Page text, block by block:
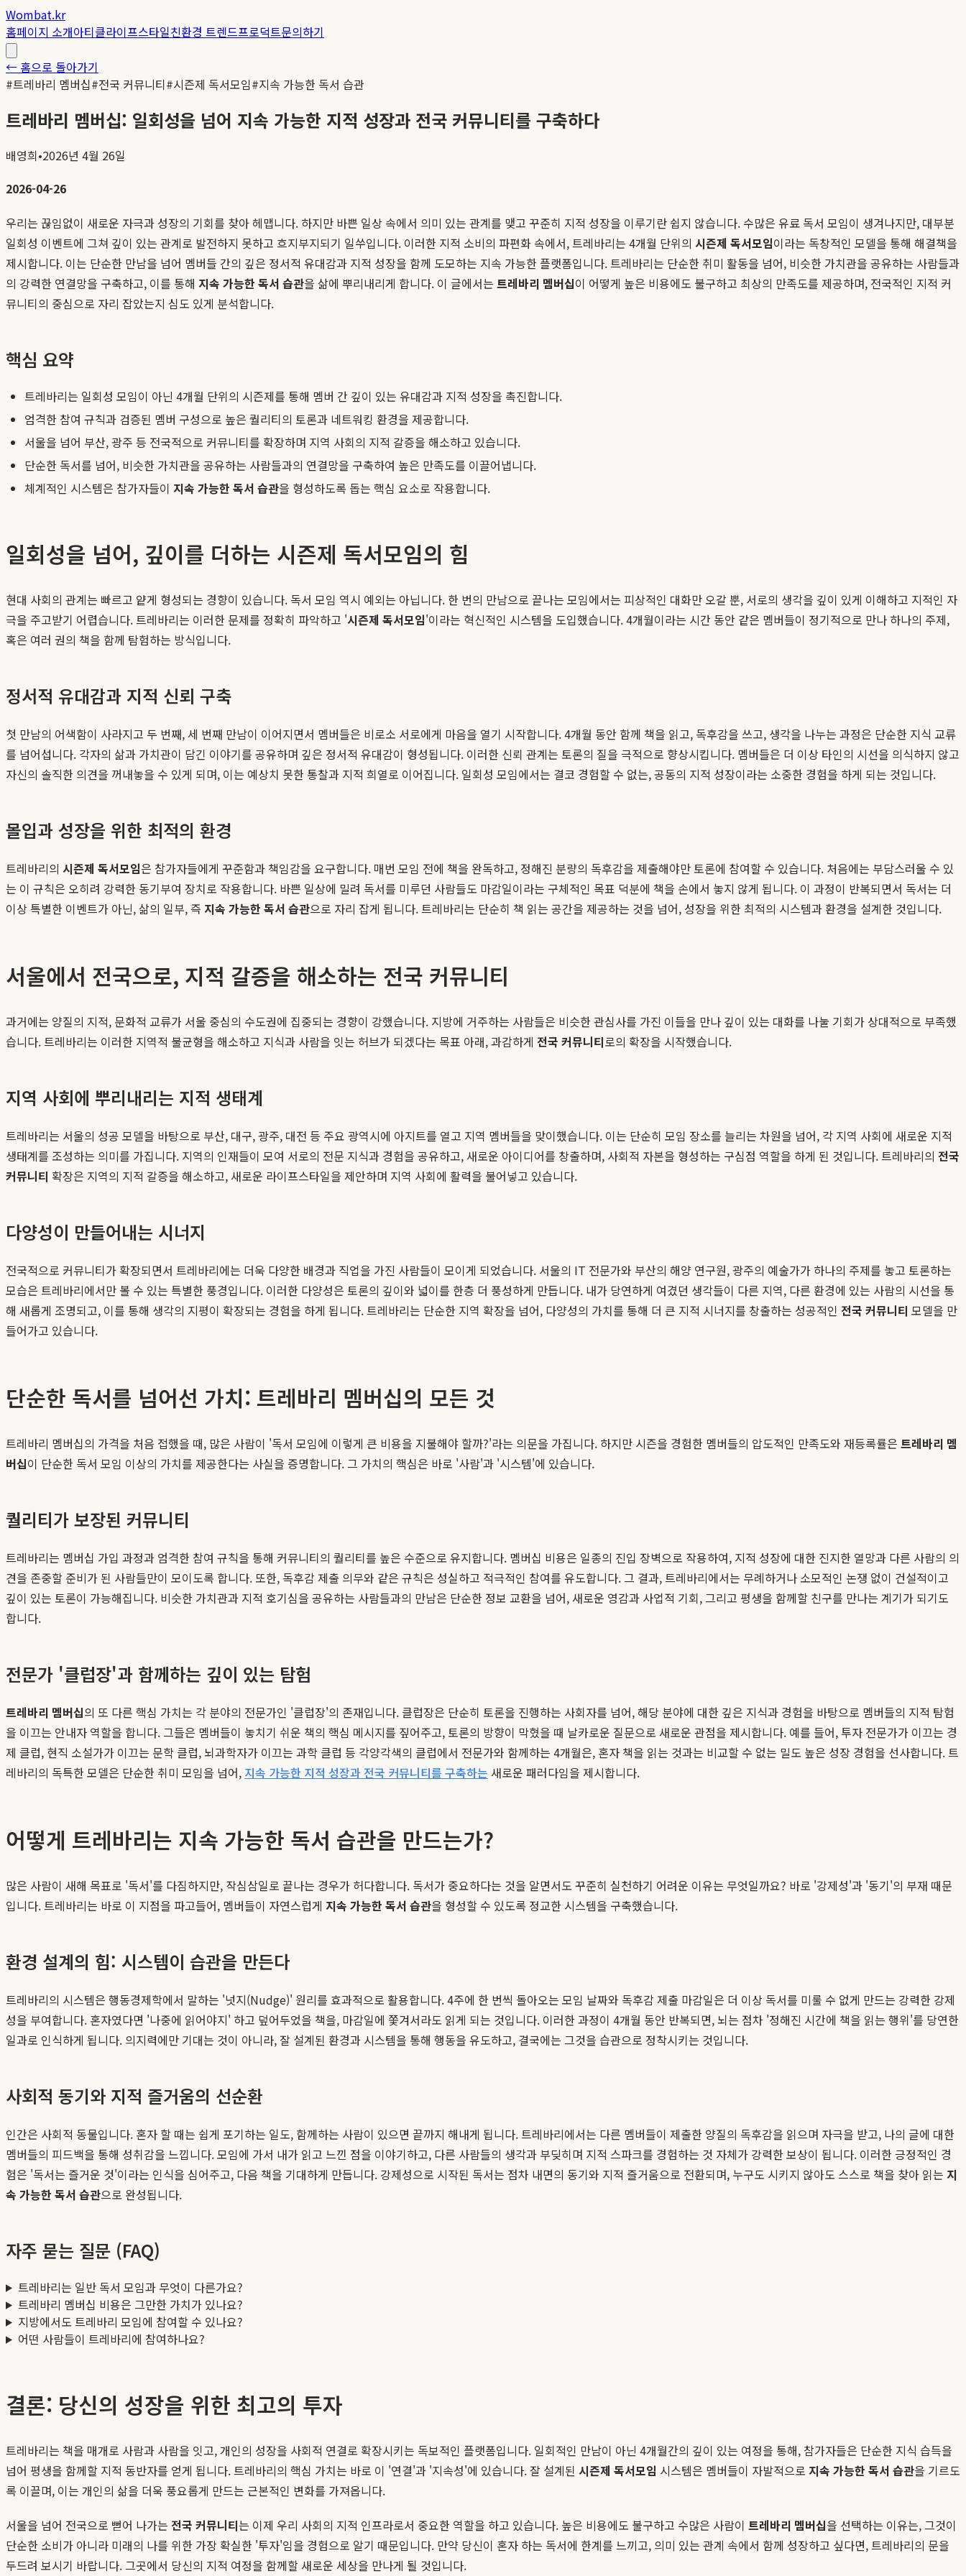
Wombat.kr
홈페이지 소개아티클라이프스타일친환경 트렌드프로덕트문의하기
← 홈으로 돌아가기
#트레바리 멤버십#전국 커뮤니티#시즌제 독서모임#지속 가능한 독서 습관
트레바리 멤버십: 일회성을 넘어 지속 가능한 지적 성장과 전국 커뮤니티를 구축하다
배영희•2026년 4월 26일
2026-04-26
우리는 끊임없이 새로운 자극과 성장의 기회를 찾아 헤맵니다. 하지만 바쁜 일상 속에서 의미 있는 관계를 맺고 꾸준히 지적 성장을 이루기란 쉽지 않습니다. 수많은 유료 독서 모임이 생겨나지만, 대부분
일회성 이벤트에 그쳐 깊이 있는 관계로 발전하지 못하고 흐지부지되기 일쑤입니다. 이러한 지적 소비의 파편화 속에서, 트레바리는 4개월 단위의 시즌제 독서모임이라는 독창적인 모델을 통해 해결책을
제시합니다. 이는 단순한 만남을 넘어 멤버들 간의 깊은 정서적 유대감과 지적 성장을 함께 도모하는 지속 가능한 플랫폼입니다. 트레바리는 단순한 취미 활동을 넘어, 비슷한 가치관을 공유하는 사람들과
의 강력한 연결망을 구축하고, 이를 통해 지속 가능한 독서 습관을 삶에 뿌리내리게 합니다. 이 글에서는 트레바리 멤버십이 어떻게 높은 비용에도 불구하고 최상의 만족도를 제공하며, 전국적인 지적 커
뮤니티의 중심으로 자리 잡았는지 심도 있게 분석합니다.
핵심 요약
트레바리는 일회성 모임이 아닌 4개월 단위의 시즌제를 통해 멤버 간 깊이 있는 유대감과 지적 성장을 촉진합니다.
엄격한 참여 규칙과 검증된 멤버 구성으로 높은 퀄리티의 토론과 네트워킹 환경을 제공합니다.
서울을 넘어 부산, 광주 등 전국적으로 커뮤니티를 확장하며 지역 사회의 지적 갈증을 해소하고 있습니다.
단순한 독서를 넘어, 비슷한 가치관을 공유하는 사람들과의 연결망을 구축하여 높은 만족도를 이끌어냅니다.
체계적인 시스템은 참가자들이 지속 가능한 독서 습관을 형성하도록 돕는 핵심 요소로 작용합니다.
일회성을 넘어, 깊이를 더하는 시즌제 독서모임의 힘
현대 사회의 관계는 빠르고 얕게 형성되는 경향이 있습니다. 독서 모임 역시 예외는 아닙니다. 한 번의 만남으로 끝나는 모임에서는 피상적인 대화만 오갈 뿐, 서로의 생각을 깊이 있게 이해하고 지적인 자
극을 주고받기 어렵습니다. 트레바리는 이러한 문제를 정확히 파악하고 '시즌제 독서모임'이라는 혁신적인 시스템을 도입했습니다. 4개월이라는 시간 동안 같은 멤버들이 정기적으로 만나 하나의 주제,
혹은 여러 권의 책을 함께 탐험하는 방식입니다.
정서적 유대감과 지적 신뢰 구축
첫 만남의 어색함이 사라지고 두 번째, 세 번째 만남이 이어지면서 멤버들은 비로소 서로에게 마음을 열기 시작합니다. 4개월 동안 함께 책을 읽고, 독후감을 쓰고, 생각을 나누는 과정은 단순한 지식 교류
를 넘어섭니다. 각자의 삶과 가치관이 담긴 이야기를 공유하며 깊은 정서적 유대감이 형성됩니다. 이러한 신뢰 관계는 토론의 질을 극적으로 향상시킵니다. 멤버들은 더 이상 타인의 시선을 의식하지 않고
자신의 솔직한 의견을 꺼내놓을 수 있게 되며, 이는 예상치 못한 통찰과 지적 희열로 이어집니다. 일회성 모임에서는 결코 경험할 수 없는, 공동의 지적 성장이라는 소중한 경험을 하게 되는 것입니다.
몰입과 성장을 위한 최적의 환경
트레바리의 시즌제 독서모임은 참가자들에게 꾸준함과 책임감을 요구합니다. 매번 모임 전에 책을 완독하고, 정해진 분량의 독후감을 제출해야만 토론에 참여할 수 있습니다. 처음에는 부담스러울 수 있
는 이 규칙은 오히려 강력한 동기부여 장치로 작용합니다. 바쁜 일상에 밀려 독서를 미루던 사람들도 마감일이라는 구체적인 목표 덕분에 책을 손에서 놓지 않게 됩니다. 이 과정이 반복되면서 독서는 더
이상 특별한 이벤트가 아닌, 삶의 일부, 즉 지속 가능한 독서 습관으로 자리 잡게 됩니다. 트레바리는 단순히 책 읽는 공간을 제공하는 것을 넘어, 성장을 위한 최적의 시스템과 환경을 설계한 것입니다.
서울에서 전국으로, 지적 갈증을 해소하는 전국 커뮤니티
과거에는 양질의 지적, 문화적 교류가 서울 중심의 수도권에 집중되는 경향이 강했습니다. 지방에 거주하는 사람들은 비슷한 관심사를 가진 이들을 만나 깊이 있는 대화를 나눌 기회가 상대적으로 부족했
습니다. 트레바리는 이러한 지역적 불균형을 해소하고 지식과 사람을 잇는 허브가 되겠다는 목표 아래, 과감하게 전국 커뮤니티로의 확장을 시작했습니다.
지역 사회에 뿌리내리는 지적 생태계
트레바리는 서울의 성공 모델을 바탕으로 부산, 대구, 광주, 대전 등 주요 광역시에 아지트를 열고 지역 멤버들을 맞이했습니다. 이는 단순히 모임 장소를 늘리는 차원을 넘어, 각 지역 사회에 새로운 지적
생태계를 조성하는 의미를 가집니다. 지역의 인재들이 모여 서로의 전문 지식과 경험을 공유하고, 새로운 아이디어를 창출하며, 사회적 자본을 형성하는 구심점 역할을 하게 된 것입니다. 트레바리의 전국
커뮤니티 확장은 지역의 지적 갈증을 해소하고, 새로운 라이프스타일을 제안하며 지역 사회에 활력을 불어넣고 있습니다.
다양성이 만들어내는 시너지
전국적으로 커뮤니티가 확장되면서 트레바리에는 더욱 다양한 배경과 직업을 가진 사람들이 모이게 되었습니다. 서울의 IT 전문가와 부산의 해양 연구원, 광주의 예술가가 하나의 주제를 놓고 토론하는
모습은 트레바리에서만 볼 수 있는 특별한 풍경입니다. 이러한 다양성은 토론의 깊이와 넓이를 한층 더 풍성하게 만듭니다. 내가 당연하게 여겼던 생각들이 다른 지역, 다른 환경에 있는 사람의 시선을 통
해 새롭게 조명되고, 이를 통해 생각의 지평이 확장되는 경험을 하게 됩니다. 트레바리는 단순한 지역 확장을 넘어, 다양성의 가치를 통해 더 큰 지적 시너지를 창출하는 성공적인 전국 커뮤니티 모델을 만
들어가고 있습니다.
단순한 독서를 넘어선 가치: 트레바리 멤버십의 모든 것
트레바리 멤버십의 가격을 처음 접했을 때, 많은 사람이 '독서 모임에 이렇게 큰 비용을 지불해야 할까?'라는 의문을 가집니다. 하지만 시즌을 경험한 멤버들의 압도적인 만족도와 재등록률은 트레바리 멤
버십이 단순한 독서 모임 이상의 가치를 제공한다는 사실을 증명합니다. 그 가치의 핵심은 바로 '사람'과 '시스템'에 있습니다.
퀄리티가 보장된 커뮤니티
트레바리는 멤버십 가입 과정과 엄격한 참여 규칙을 통해 커뮤니티의 퀄리티를 높은 수준으로 유지합니다. 멤버십 비용은 일종의 진입 장벽으로 작용하여, 지적 성장에 대한 진지한 열망과 다른 사람의 의
견을 존중할 준비가 된 사람들만이 모이도록 합니다. 또한, 독후감 제출 의무와 같은 규칙은 성실하고 적극적인 참여를 유도합니다. 그 결과, 트레바리에서는 무례하거나 소모적인 논쟁 없이 건설적이고
깊이 있는 토론이 가능해집니다. 비슷한 가치관과 지적 호기심을 공유하는 사람들과의 만남은 단순한 정보 교환을 넘어, 새로운 영감과 사업적 기회, 그리고 평생을 함께할 친구를 만나는 계기가 되기도
합니다.
전문가 '클럽장'과 함께하는 깊이 있는 탐험
트레바리 멤버십의 또 다른 핵심 가치는 각 분야의 전문가인 '클럽장'의 존재입니다. 클럽장은 단순히 토론을 진행하는 사회자를 넘어, 해당 분야에 대한 깊은 지식과 경험을 바탕으로 멤버들의 지적 탐험
을 이끄는 안내자 역할을 합니다. 그들은 멤버들이 놓치기 쉬운 책의 핵심 메시지를 짚어주고, 토론의 방향이 막혔을 때 날카로운 질문으로 새로운 관점을 제시합니다. 예를 들어, 투자 전문가가 이끄는 경
제 클럽, 현직 소설가가 이끄는 문학 클럽, 뇌과학자가 이끄는 과학 클럽 등 각양각색의 클럽에서 전문가와 함께하는 4개월은, 혼자 책을 읽는 것과는 비교할 수 없는 밀도 높은 성장 경험을 선사합니다. 트
레바리의 독특한 모델은 단순한 취미 모임을 넘어, 지속 가능한 지적 성장과 전국 커뮤니티를 구축하는 새로운 패러다임을 제시합니다.
어떻게 트레바리는 지속 가능한 독서 습관을 만드는가?
많은 사람이 새해 목표로 '독서'를 다짐하지만, 작심삼일로 끝나는 경우가 허다합니다. 독서가 중요하다는 것을 알면서도 꾸준히 실천하기 어려운 이유는 무엇일까요? 바로 '강제성'과 '동기'의 부재 때문
입니다. 트레바리는 바로 이 지점을 파고들어, 멤버들이 자연스럽게 지속 가능한 독서 습관을 형성할 수 있도록 정교한 시스템을 구축했습니다.
환경 설계의 힘: 시스템이 습관을 만든다
트레바리의 시스템은 행동경제학에서 말하는 '넛지(Nudge)' 원리를 효과적으로 활용합니다. 4주에 한 번씩 돌아오는 모임 날짜와 독후감 제출 마감일은 더 이상 독서를 미룰 수 없게 만드는 강력한 강제
성을 부여합니다. 혼자였다면 '나중에 읽어야지' 하고 덮어두었을 책을, 마감일에 쫓겨서라도 읽게 되는 것입니다. 이러한 과정이 4개월 동안 반복되면, 뇌는 점차 '정해진 시간에 책을 읽는 행위'를 당연한
일과로 인식하게 됩니다. 의지력에만 기대는 것이 아니라, 잘 설계된 환경과 시스템을 통해 행동을 유도하고, 결국에는 그것을 습관으로 정착시키는 것입니다.
사회적 동기와 지적 즐거움의 선순환
인간은 사회적 동물입니다. 혼자 할 때는 쉽게 포기하는 일도, 함께하는 사람이 있으면 끝까지 해내게 됩니다. 트레바리에서는 다른 멤버들이 제출한 양질의 독후감을 읽으며 자극을 받고, 나의 글에 대한
멤버들의 피드백을 통해 성취감을 느낍니다. 모임에 가서 내가 읽고 느낀 점을 이야기하고, 다른 사람들의 생각과 부딪히며 지적 스파크를 경험하는 것 자체가 강력한 보상이 됩니다. 이러한 긍정적인 경
험은 '독서는 즐거운 것'이라는 인식을 심어주고, 다음 책을 기대하게 만듭니다. 강제성으로 시작된 독서는 점차 내면의 동기와 지적 즐거움으로 전환되며, 누구도 시키지 않아도 스스로 책을 찾아 읽는 지
속 가능한 독서 습관으로 완성됩니다.
자주 묻는 질문 (FAQ)
트레바리는 일반 독서 모임과 무엇이 다른가요?
트레바리 멤버십 비용은 그만한 가치가 있나요?
지방에서도 트레바리 모임에 참여할 수 있나요?
어떤 사람들이 트레바리에 참여하나요?
결론: 당신의 성장을 위한 최고의 투자
트레바리는 책을 매개로 사람과 사람을 잇고, 개인의 성장을 사회적 연결로 확장시키는 독보적인 플랫폼입니다. 일회적인 만남이 아닌 4개월간의 깊이 있는 여정을 통해, 참가자들은 단순한 지식 습득을
넘어 평생을 함께할 지적 동반자를 얻게 됩니다. 트레바리의 핵심 가치는 바로 이 '연결'과 '지속성'에 있습니다. 잘 설계된 시즌제 독서모임 시스템은 멤버들이 자발적으로 지속 가능한 독서 습관을 기르도
록 이끌며, 이는 개인의 삶을 더욱 풍요롭게 만드는 근본적인 변화를 가져옵니다.
서울을 넘어 전국으로 뻗어 나가는 전국 커뮤니티는 이제 우리 사회의 지적 인프라로서 중요한 역할을 하고 있습니다. 높은 비용에도 불구하고 수많은 사람이 트레바리 멤버십을 선택하는 이유는, 그것이
단순한 소비가 아니라 미래의 나를 위한 가장 확실한 '투자'임을 경험으로 알기 때문입니다. 만약 당신이 혼자 하는 독서에 한계를 느끼고, 의미 있는 관계 속에서 함께 성장하고 싶다면, 트레바리의 문을
두드려 보시기 바랍니다. 그곳에서 당신의 지적 여정을 함께할 새로운 세상을 만나게 될 것입니다.